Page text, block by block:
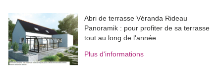
Abri de terrasse Véranda Rideau
Panoramik : pour profiter de sa terrasse
tout au long de l'année
Plus d'informations